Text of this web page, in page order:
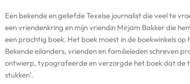
Een bekende en geliefde Texelse journalist die veel te
een vriendenkring en mijn vriendin Mirjam Bakker die
een prachtig boek. Het boek moest in de boekwinkels
Bekende eilanders, vrienden en familieleden schreven
ontwierp, typografeerde en verzorgde het boek dat de
stukken’.